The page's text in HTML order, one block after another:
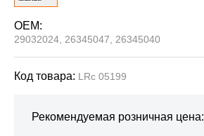
OEM:
29032024, 26345047, 26345040
Код товара: LRc 05199
Рекомендуемая розничная цена: